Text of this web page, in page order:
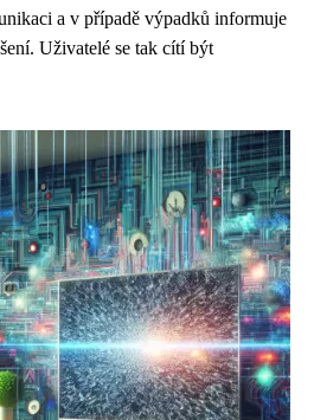
a v případě výpadků informuje
Uživatelé se tak cítí být